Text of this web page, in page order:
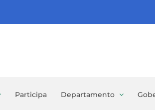
Participa Departamento